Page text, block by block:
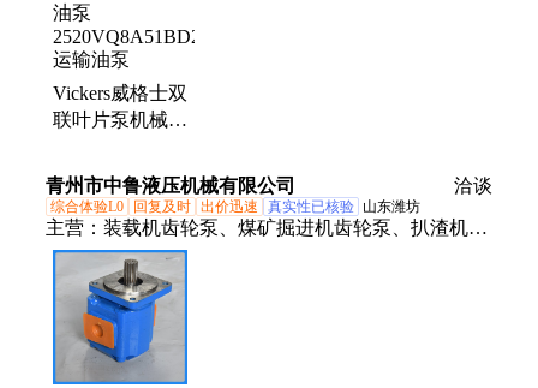
马达、吊机设备、摆线马达、电力设备、柱塞马达、
纺织器械、机床设备、输送增压泵、插入式马达、工
业液压设备
Vickers威格士双
联叶片泵机械高
2520VQ8A51BD22R
运输油泵
青州市中鲁液压机械有限公司 洽谈
综合体验L0 回复及时 出价迅速 真实性已核验 山东潍坊
主营： 装载机齿轮泵、煤矿掘进机齿轮泵、扒渣机齿
轮泵、工程机械齿轮油泵、渔船齿轮泵、渔船齿轮马
达、钻机齿轮泵、吊车齿轮泵、泊姆克齿轮泵、派克
齿轮泵、石油机械齿轮泵、煤机副泵、煤机液压泵、
矿山机械齿轮泵、液压站齿轮泵